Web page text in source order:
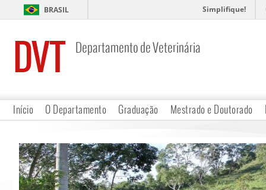
BRASIL Simplifique!
DVT Departamento de Veterinária
Início O Departamento Graduação Mestrado e Doutorado